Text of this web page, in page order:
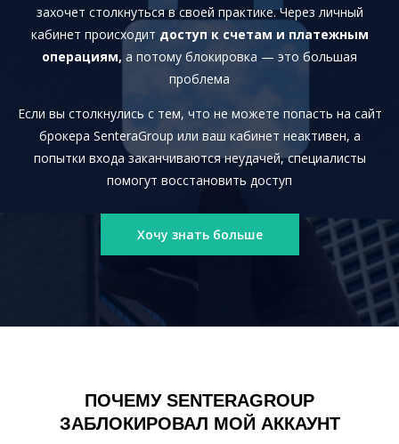
захочет столкнуться в своей практике. Через личный
кабинет происходит доступ к счетам и платежным
операциям, а потому блокировка — это большая
проблема
Если вы столкнулись с тем, что не можете попасть на сайт
брокера SenteraGroup или ваш кабинет неактивен, а
попытки входа заканчиваются неудачей, специалисты
помогут восстановить доступ
Хочу знать больше
ПОЧЕМУ SENTERAGROUP
ЗАБЛОКИРОВАЛ МОЙ АККАУНТ